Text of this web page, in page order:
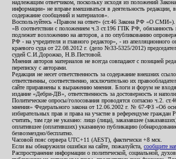
надлежащим ответчиком, поскольку исходя из положений
информации» не вправе вмешиваться в деятельность редакции,
содержание сообщений и материалов».
Воспользуйтесь «Правом на ответ» (ст.46 Закона РФ «О СМИ»).
«В соответствии с положением ч.3 ст.196 ГПК РФ, обязанность
подлежит возложению на авторов, а по опубликованию
РФ - на учредителя и главного редактор», - из апелляционного
краевого суда от 22.08.2012 г. (дело №33-5325/2012)
судей С.И.Дорожко, Н.В.Пестовой.
Мнения авторов материалов не всегда совпадают с позицией
переписку с авторами.
Редакция не несет ответственность за содержание внешних
ответственны, соответственно, исключительно их
сайте приравнены к выражению мнения. Блоги и форум не
издание «Дебри-ДВ», ответственность за достоверность и
Политические опросы/голосования проводятся согласно ч.2.
мнения» Федерального закона от 12.06.2002 г. № 67-ФЗ «Об
избирательных прав и права на участие в референдуме граждан
считать, там где не указано: лицо (лица), заказавшее
оплатившее (оплативших) указанную публикацию
безвозмездно/бесплатно.
Часовой пояс сервера UTC+11 (AEST), фактически +8 мск.
Если вы обнаружили ошибки на сайте, пожалуйста, сообщите
Распространение информации о политической, социальной,